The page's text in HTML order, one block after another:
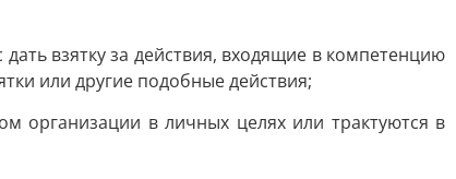
взятку за действия, входящие в компетенцию
или другие подобные действия;
организации в личных целях или трактуются в